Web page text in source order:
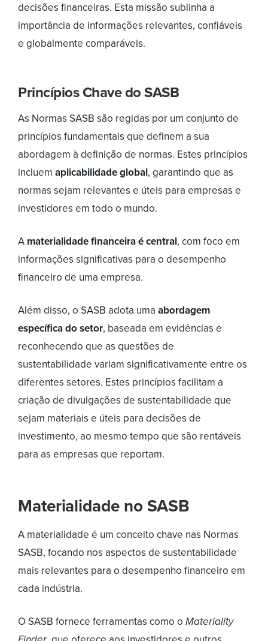
decisões financeiras. Esta missão sublinha a
importância de informações relevantes, confiáveis ​​
e globalmente comparáveis.
Princípios Chave do SASB
As Normas SASB são regidas por um conjunto de
princípios fundamentais que definem a sua
abordagem à definição de normas. Estes princípios
incluem aplicabilidade global, garantindo que as
normas sejam relevantes e úteis para empresas e
investidores em todo o mundo.
A materialidade financeira é central, com foco em
informações significativas para o desempenho
financeiro de uma empresa.
Além disso, o SASB adota uma abordagem
específica do setor, baseada em evidências e
reconhecendo que as questões de
sustentabilidade variam significativamente entre os
diferentes setores. Estes princípios facilitam a
criação de divulgações de sustentabilidade que
sejam materiais e úteis para decisões de
investimento, ao mesmo tempo que são rentáveis ​​
para as empresas que reportam.
Materialidade no SASB
A materialidade é um conceito chave nas Normas
SASB, focando nos aspectos de sustentabilidade
mais relevantes para o desempenho financeiro em
cada indústria.
O SASB fornece ferramentas como o Materiality